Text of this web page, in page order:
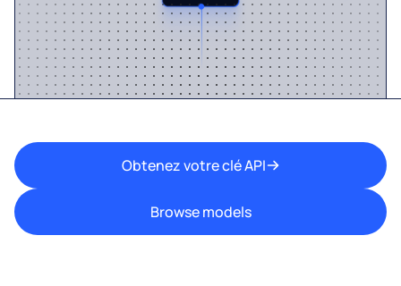
Obtenez votre clé API
Browse models